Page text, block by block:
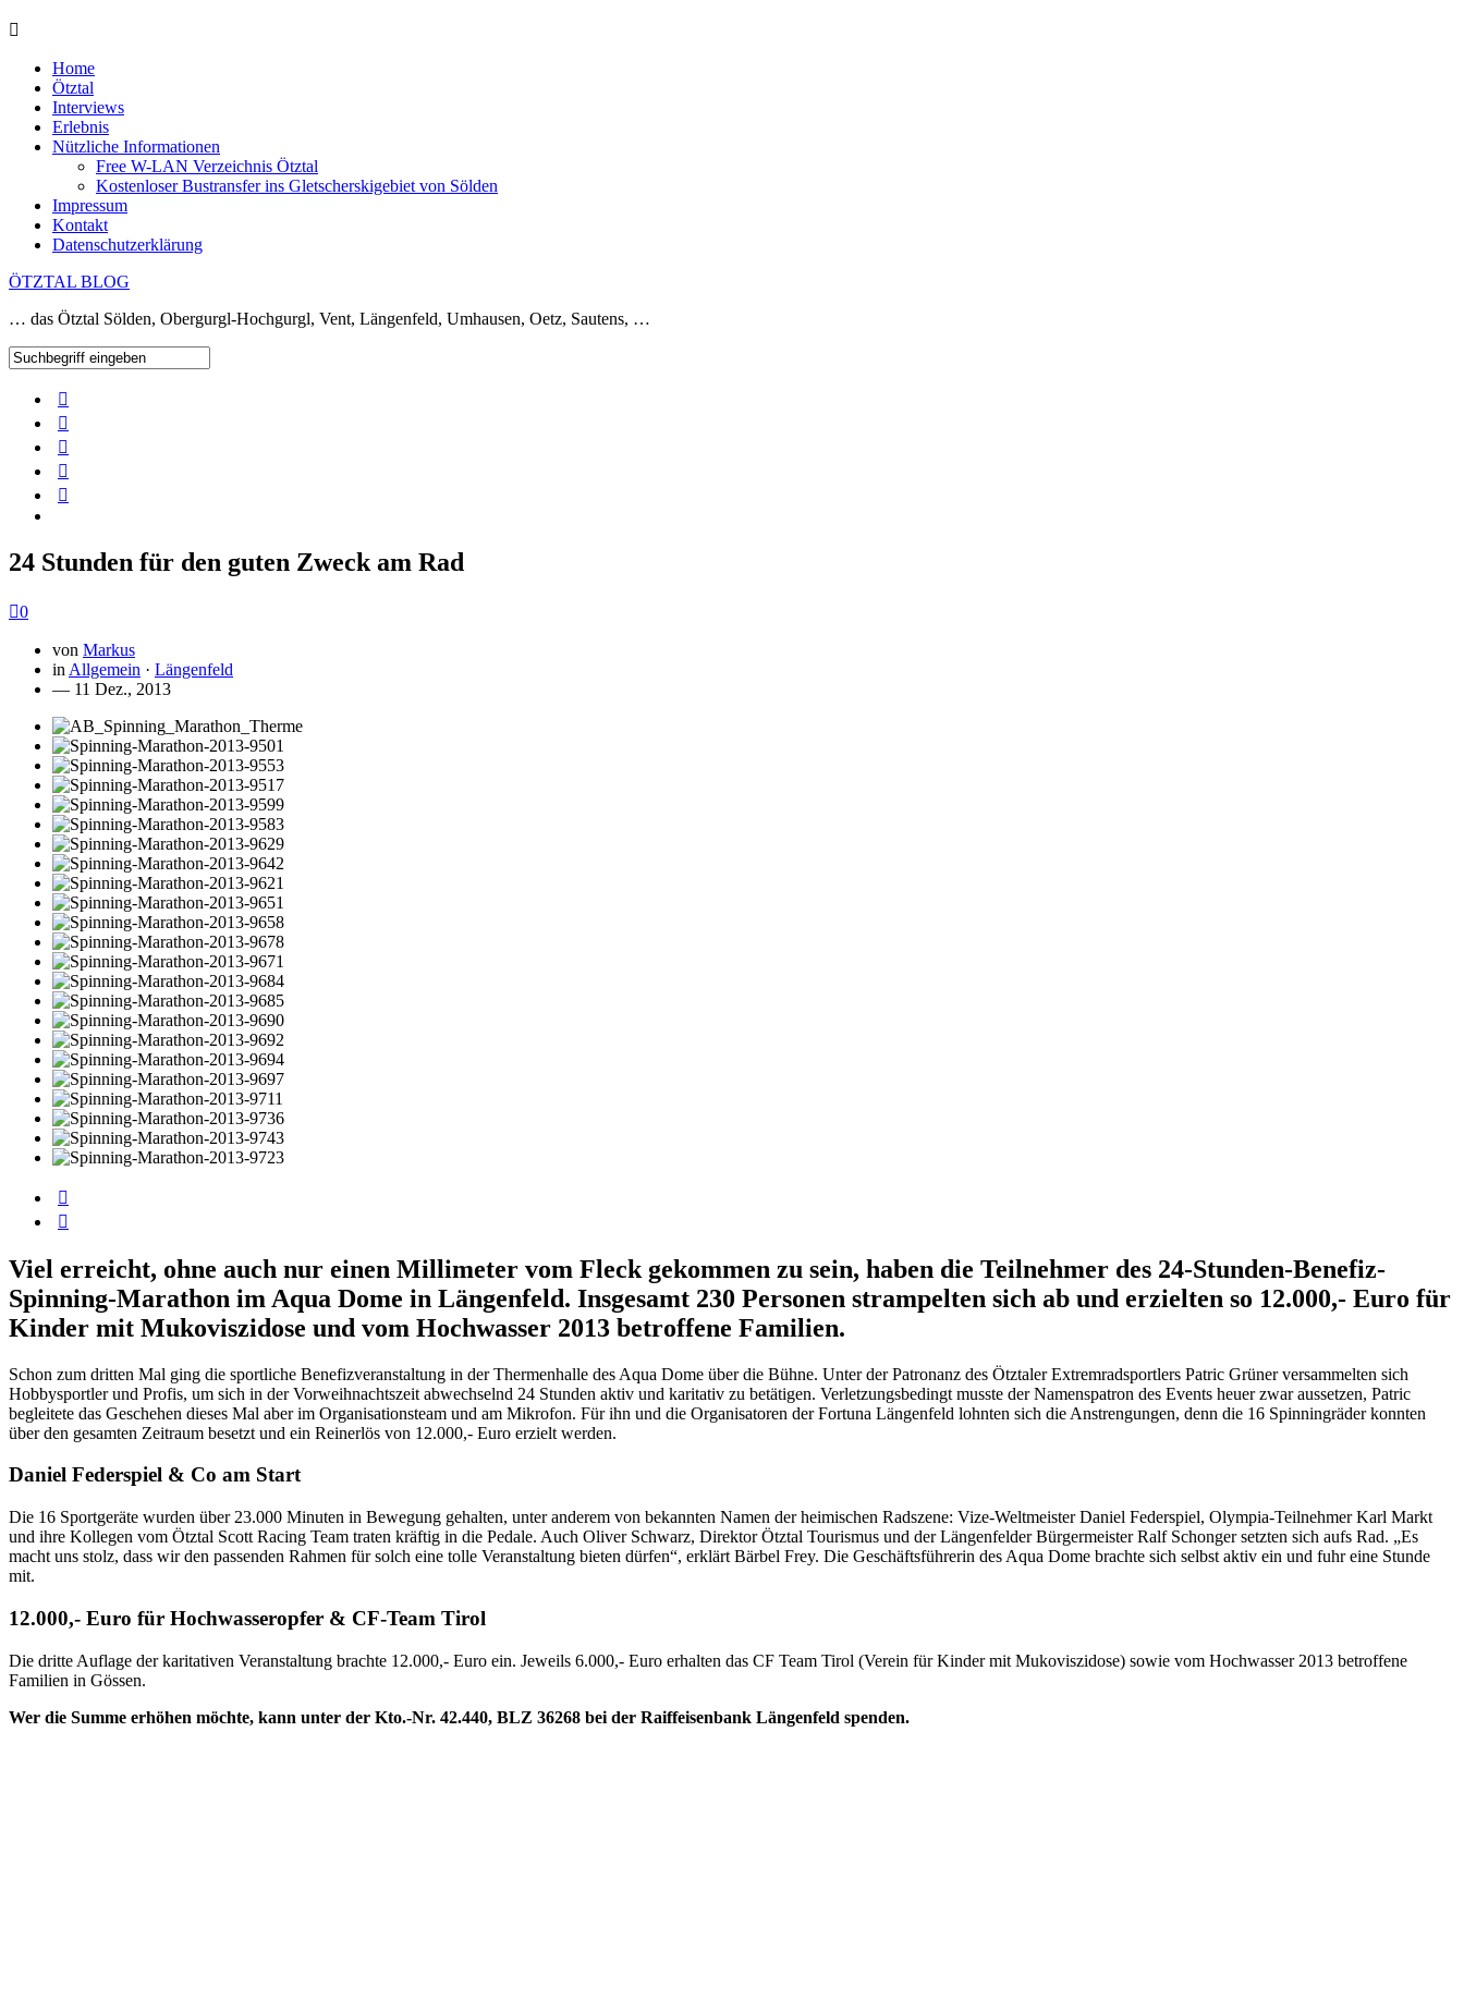
Home
Ötztal
Interviews
Erlebnis
Nützliche Informationen
Free W-LAN Verzeichnis Ötztal
Kostenloser Bustransfer ins Gletscherskigebiet von Sölden
Impressum
Kontakt
Datenschutzerklärung
ÖTZTAL BLOG
… das Ötztal Sölden, Obergurgl-Hochgurgl, Vent, Längenfeld, Umhausen, Oetz, Sautens, …
24 Stunden für den guten Zweck am Rad
0
von Markus
in Allgemein · Längenfeld
— 11 Dez., 2013
Viel erreicht, ohne auch nur einen Millimeter vom Fleck gekommen zu sein, haben die Teilnehmer des 24-Stunden-Benefiz-
Spinning-Marathon im Aqua Dome in Längenfeld. Insgesamt 230 Personen strampelten sich ab und erzielten so 12.000,- Euro für
Kinder mit Mukoviszidose und vom Hochwasser 2013 betroffene Familien.
Schon zum dritten Mal ging die sportliche Benefizveranstaltung in der Thermenhalle des Aqua Dome über die Bühne. Unter der Patronanz des Ötztaler Extremradsportlers Patric Grüner versammelten sich
Hobbysportler und Profis, um sich in der Vorweihnachtszeit abwechselnd 24 Stunden aktiv und karitativ zu betätigen. Verletzungsbedingt musste der Namenspatron des Events heuer zwar aussetzen, Patric
begleitete das Geschehen dieses Mal aber im Organisationsteam und am Mikrofon. Für ihn und die Organisatoren der Fortuna Längenfeld lohnten sich die Anstrengungen, denn die 16 Spinningräder konnten
über den gesamten Zeitraum besetzt und ein Reinerlös von 12.000,- Euro erzielt werden.
Daniel Federspiel & Co am Start
Die 16 Sportgeräte wurden über 23.000 Minuten in Bewegung gehalten, unter anderem von bekannten Namen der heimischen Radszene: Vize-Weltmeister Daniel Federspiel, Olympia-Teilnehmer Karl Markt
und ihre Kollegen vom Ötztal Scott Racing Team traten kräftig in die Pedale. Auch Oliver Schwarz, Direktor Ötztal Tourismus und der Längenfelder Bürgermeister Ralf Schonger setzten sich aufs Rad. „Es
macht uns stolz, dass wir den passenden Rahmen für solch eine tolle Veranstaltung bieten dürfen“, erklärt Bärbel Frey. Die Geschäftsführerin des Aqua Dome brachte sich selbst aktiv ein und fuhr eine Stunde
mit.
12.000,- Euro für Hochwasseropfer & CF-Team Tirol
Die dritte Auflage der karitativen Veranstaltung brachte 12.000,- Euro ein. Jeweils 6.000,- Euro erhalten das CF Team Tirol (Verein für Kinder mit Mukoviszidose) sowie vom Hochwasser 2013 betroffene
Familien in Gössen.
Wer die Summe erhöhen möchte, kann unter der Kto.-Nr. 42.440, BLZ 36268 bei der Raiffeisenbank Längenfeld spenden.